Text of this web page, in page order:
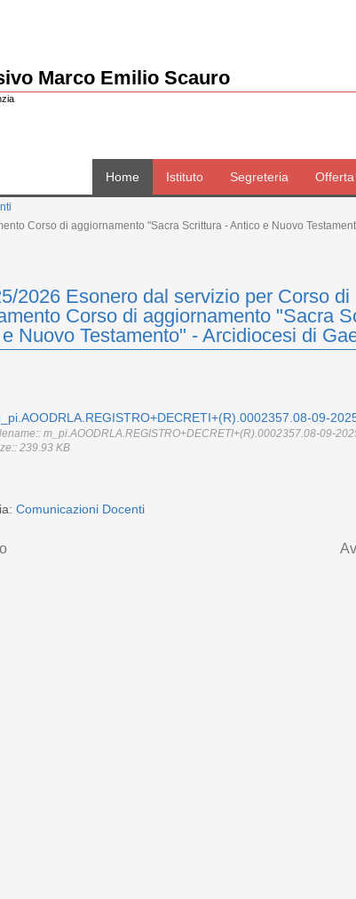
Marco Emilio Scauro
Home Istituto Segreteria
Corso di aggiornamento "Sacra Scrittura - Antico e Nuovo
2026 Esonero dal servizio per Corso di
Corso di aggiornamento "Sacra
Nuovo Testamento" - Arcidiocesi di
09-
m_pi.AOODRLA.REGISTRO+DECRETI+(R).0002357.08-09-
239.93 KB
Comunicazioni Docenti